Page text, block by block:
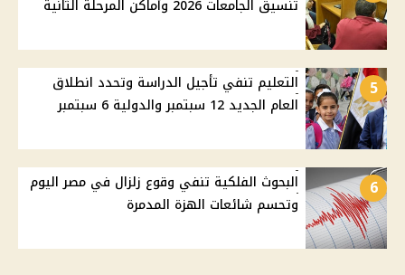
تنسيق الجامعات 2026 وأماكن المرحلة الثانية
5
التعليم تنفي تأجيل الدراسة وتحدد انطلاق
العام الجديد 12 سبتمبر والدولية 6 سبتمبر
6
البحوث الفلكية تنفي وقوع زلزال في مصر اليوم
وتحسم شائعات الهزة المدمرة